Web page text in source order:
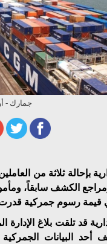
جمارك -
بإحالة ثلاثة من
الكشف سابقاً،
قيمة رسوم جمركية
قد تلقت بلاغ
أحد البيانات